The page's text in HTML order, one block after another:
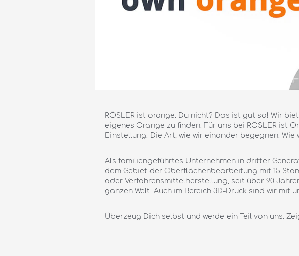
RÖSLER ist orange. Du nicht? Das ist gut so! Wir
eigenes Orange zu finden. Für uns bei RÖSLER ist
Einstellung. Die Art, wie wir einander begegnen. Wie
Als familiengeführtes Unternehmen in dritter
dem Gebiet der Oberflächenbearbeitung mit 15
oder Verfahrensmittelherstellung, seit über 90
ganzen Welt. Auch im Bereich 3D-Druck sind wir mit
Überzeug Dich selbst und werde ein Teil von uns.